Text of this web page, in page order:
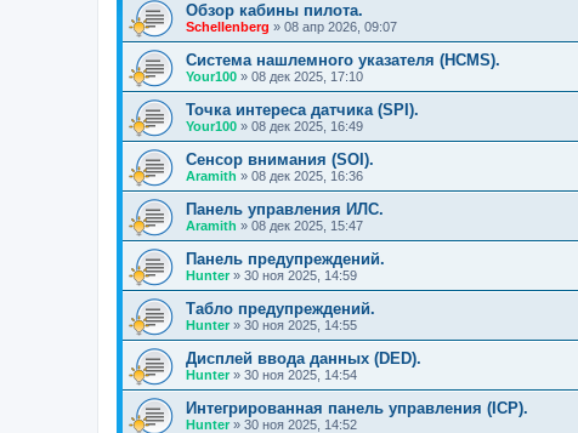
Обзор кабины пилота.
Schellenberg » 08 апр 2026, 09:07
Система нашлемного указателя (HCMS).
Your100 » 08 дек 2025, 17:10
Точка интереса датчика (SPI).
Your100 » 08 дек 2025, 16:49
Сенсор внимания (SOI).
Aramith » 08 дек 2025, 16:36
Панель управления ИЛС.
Aramith » 08 дек 2025, 15:47
Панель предупреждений.
Hunter» 30 ноя 2025, 14:59
Табло предупреждений.
Hunter » 30 ноя 2025, 14:55
Дисплей ввода данных (DED).
Hunter» 30 ноя 2025, 14:54
Интегрированная панель управления (ICP).
Hunter » 30 ноя 2025, 14:52